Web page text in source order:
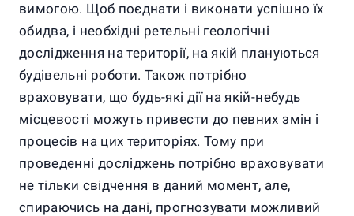
вимогою. Щоб поєднати і виконати успішно їх
обидва, і необхідні ретельні геологічні
дослідження на території, на якій плануються
будівельні роботи. Також потрібно
враховувати, що будь-які дії на якій-небудь
місцевості можуть привести до певних змін і
процесів на цих територіях. Тому при
проведенні досліджень потрібно враховувати
не тільки свідчення в даний момент, але,
спираючись на дані, прогнозувати можливий